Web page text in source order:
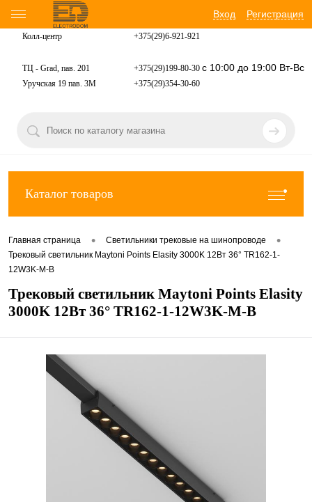
Вход Регистрация
Колл-центр +375(29)6-921-921
ТЦ - Grad, пав. 201 +375(29)199-80-30 с 10:00 до 19:00 Вт-Вс
Уручская 19 пав. 3М +375(29)354-30-60
Каталог товаров
Главная страница • Светильники трековые на шинопроводе •
Трековый светильник Maytoni Points Elasity 3000K 12Вт 36° TR162-1-
12W3K-M-B
Трековый светильник Maytoni Points Elasity
3000K 12Вт 36° TR162-1-12W3K-M-B